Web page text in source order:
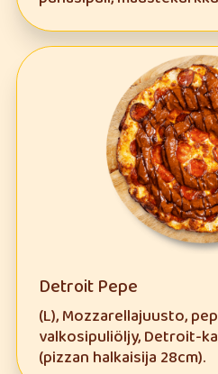
Detroit Pepe
(L), Mozzarellajuusto,
valkosipuliöljy, Detroit-
(pizzan halkaisija 28cm).